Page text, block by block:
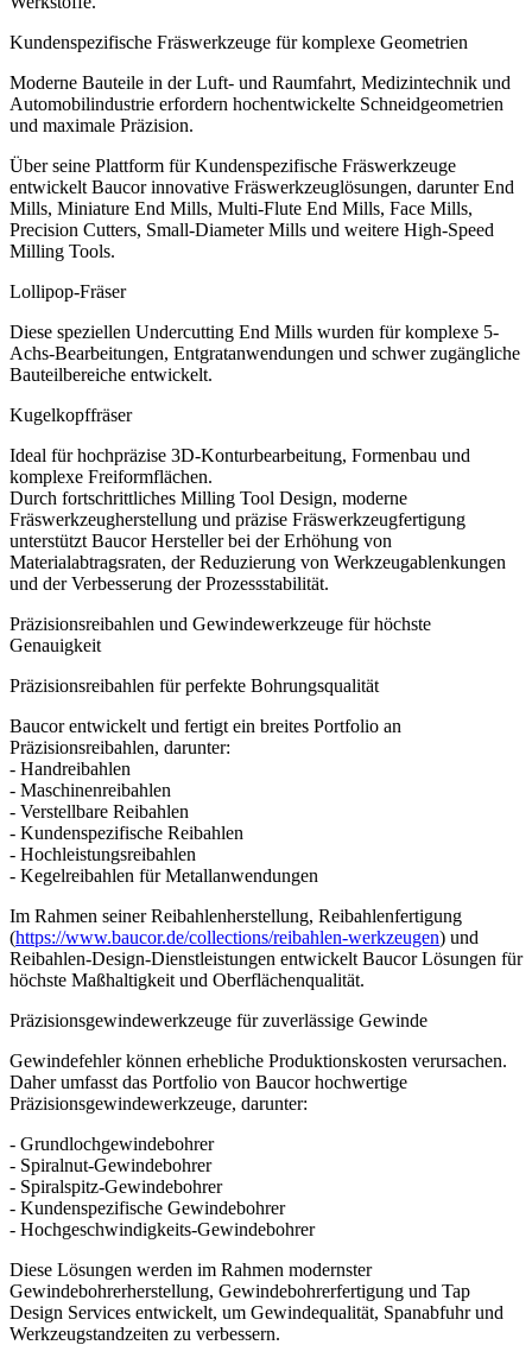
Kundenspezifische Fräswerkzeuge für komplexe Geometrien
Moderne Bauteile in der Luft- und Raumfahrt, Medizintechnik und
Automobilindustrie erfordern hochentwickelte Schneidgeometrien
und maximale Präzision.
Über seine Plattform für Kundenspezifische Fräswerkzeuge
entwickelt Baucor innovative Fräswerkzeuglösungen, darunter End
Mills, Miniature End Mills, Multi-Flute End Mills, Face Mills,
Precision Cutters, Small-Diameter Mills und weitere High-Speed
Milling Tools.
Lollipop-Fräser
Diese speziellen Undercutting End Mills wurden für komplexe 5-
Achs-Bearbeitungen, Entgratanwendungen und schwer zugängliche
Bauteilbereiche entwickelt.
Kugelkopffräser
Ideal für hochpräzise 3D-Konturbearbeitung, Formenbau und
komplexe Freiformflächen.
Durch fortschrittliches Milling Tool Design, moderne
Fräswerkzeugherstellung und präzise Fräswerkzeugfertigung
unterstützt Baucor Hersteller bei der Erhöhung von
Materialabtragsraten, der Reduzierung von Werkzeugablenkungen
und der Verbesserung der Prozessstabilität.
Präzisionsreibahlen und Gewindewerkzeuge für höchste
Genauigkeit
Präzisionsreibahlen für perfekte Bohrungsqualität
Baucor entwickelt und fertigt ein breites Portfolio an
Präzisionsreibahlen, darunter:
- Handreibahlen
- Maschinenreibahlen
- Verstellbare Reibahlen
- Kundenspezifische Reibahlen
- Hochleistungsreibahlen
- Kegelreibahlen für Metallanwendungen
Im Rahmen seiner Reibahlenherstellung, Reibahlenfertigung
(https://www.baucor.de/collections/reibahlen-werkzeugen) und
Reibahlen-Design-Dienstleistungen entwickelt Baucor Lösungen für
höchste Maßhaltigkeit und Oberflächenqualität.
Präzisionsgewindewerkzeuge für zuverlässige Gewinde
Gewindefehler können erhebliche Produktionskosten verursachen.
Daher umfasst das Portfolio von Baucor hochwertige
Präzisionsgewindewerkzeuge, darunter:
- Grundlochgewindebohrer
- Spiralnut-Gewindebohrer
- Spiralspitz-Gewindebohrer
- Kundenspezifische Gewindebohrer
- Hochgeschwindigkeits-Gewindebohrer
Diese Lösungen werden im Rahmen modernster
Gewindebohrerherstellung, Gewindebohrerfertigung und Tap
Design Services entwickelt, um Gewindequalität, Spanabfuhr und
Werkzeugstandzeiten zu verbessern.